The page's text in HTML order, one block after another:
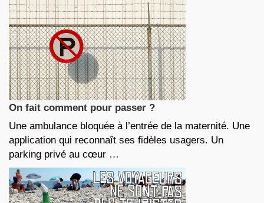
On fait comment pour passer ?
Une ambulance bloquée à l’entrée de la maternité. Une
application qui reconnaît ses fidèles usagers. Un
parking privé au cœur …